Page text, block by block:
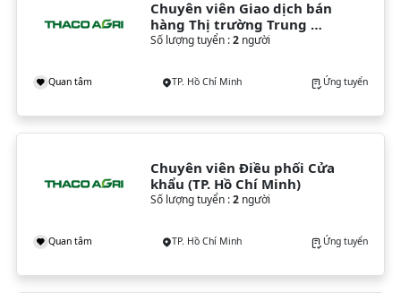
Chuyên viên Giao dịch bán
hàng Thị trường Trung
Quốc/ Nhật Bản
Số lượng tuyển :2người
Quan tâm TP. Hồ Chí Minh Ứng tuyển
Chuyên viên Điều phối Cửa
khẩu (TP. Hồ Chí Minh)
Số lượng tuyển :2người
Quan tâm TP. Hồ Chí Minh Ứng tuyển